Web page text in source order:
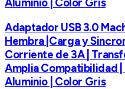
Aluminio | Color Gris
Adaptador USB 3.0
Hembra |Carga y
Corriente de 3A |
Amplia Compatibilidad |
Aluminio | Color Gris